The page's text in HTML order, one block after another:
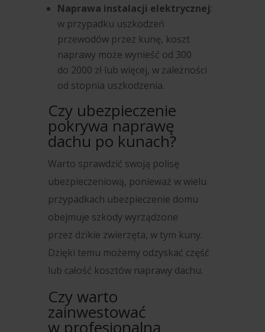
Naprawa instalacji elektrycznej:
w przypadku uszkodzeń
przewodów przez kunę, koszt
naprawy może wynieść od 300
do 2000 zł lub więcej, w zależności
od stopnia uszkodzenia.
Czy ubezpieczenie
pokrywa naprawę
dachu po kunach?
Warto sprawdzić swoją polisę
ubezpieczeniową, ponieważ w wielu
przypadkach ubezpieczenie domu
obejmuje szkody wyrządzone
przez dzikie zwierzęta, w tym kuny.
Dzięki temu możemy odzyskać część
lub całość kosztów naprawy dachu.
Czy warto
zainwestować
w profesjonalną